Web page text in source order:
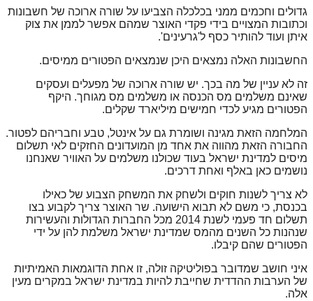
גדולים וחכמים ממני בכלכלה הצביעו על שורה ארוכה של חשבונות
וכתובות המצויים בידי פקדי האוצר שמהם אפשר לממן את צוק
איתן ועוד להותיר כסף ל'גרעינים'.
החשבונות האלה נמצאים היכן שנמצאים הפטורים ממיסים.
זה לא עניין של מה בכך. יש שורה ארוכה של מפעלים ועסקים
שאינם משלמים מס הכנסה או משלמים מס מגוחך. היקף
הפטורים מגיע לכדי חמישים מיליארד שקלים.
המלחמה הזאת מגינה ושומרת גם על אינטל, טבע וחבריהם לפטור.
החבורה הזאת מהווה את אחד מן המועדונים החזקים לאי תשלום
מיסים למדינת ישראל בעוד שכולנו משלמים על האוויר שאנחנו
נושמים כאן באלף ואחת דרכים.
לא צריך לשנות חוקים ולשחק את המשחק הצבוע של כאילו
בכנסת, כי משם לא תבוא הישועה. שר האוצר צריך לקבוע בצו
תשלום חד פעמי לשנת 2014 מכל החברות הגדולות והעשירות
שנהנות כל השנים מהמס שמדינת ישראל משלמת להן על ידי
הפטורים שהם קיבלו.
איני חושב שמדובר בפוליטיקה זולה, זו אחת הדוגמאות האמיתיות
של הערבות ההדדית שחייבת להיות במדינת ישראל במקרים מעין
אלה.